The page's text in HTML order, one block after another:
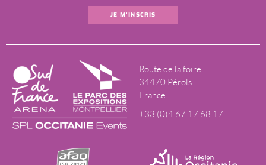
JE M'INSCRIS
Route de la foire
34470 Pérols
France
+33 (0)4 67 17 68 17